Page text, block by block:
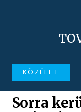
KÖZÉLET
Sorra